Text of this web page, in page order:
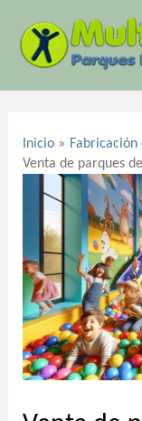
contenido
Inicio
Venta de parques
entradas